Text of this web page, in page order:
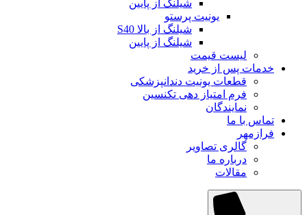
شیلنگ از پایین
یونیت پرستو
شیلنگ از بالا S40
شیلنگ از پایین
لیست قیمت
خدمات پس از خرید
قطعات یونیت دندانپزشکی
فرم امتیاز دهی تکنسین
نمایندگان
تماس با ما
فرازمهر
گالری تصاویر
درباره ما
مقالات